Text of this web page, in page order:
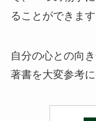
ることができます
自分の心との向
著書を大変参考